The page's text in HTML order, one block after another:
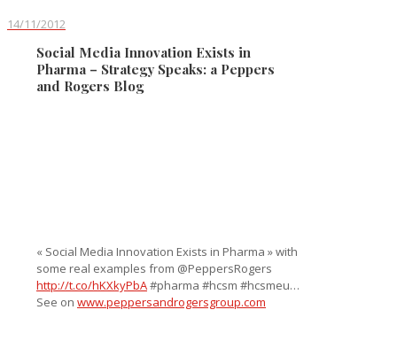
14/11/2012
Social Media Innovation Exists in
Pharma – Strategy Speaks: a Peppers
and Rogers Blog
« Social Media Innovation Exists in Pharma » with
some real examples from @PeppersRogers
http://t.co/hKXkyPbA#pharma #hcsm #hcsmeu…
See on www.peppersandrogersgroup.com